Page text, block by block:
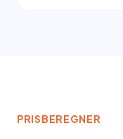
PRISBEREGNER